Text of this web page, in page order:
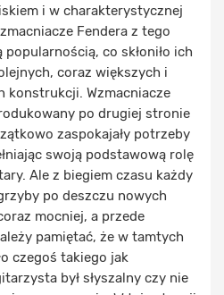
i w charakterystycznej
Fendera z tego
co skłoniło ich
coraz większych i
konstrukcji. Wzmacniacze
po drugiej stronie
zaspokajały potrzeby
swoją podstawową rolę
Ale z biegiem czasu każdy
po deszczu nowych
mocniej, a przede
pamiętać, że w tamtych
czegoś takiego jak
był słyszalny czy nie